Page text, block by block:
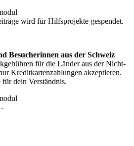
wird für Hilfsprojekte gespendet.
Besucherinnen aus der Schweiz
für die Länder aus der Nicht-
Kreditkartenzahlungen akzeptieren.
für dein Verständnis.